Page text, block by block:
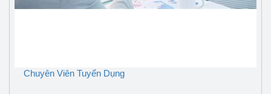
Chuyên Viên Tuyển Dụng